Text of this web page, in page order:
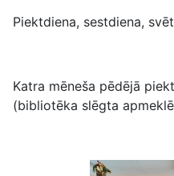
Piektdiena, sestdiena,
Katra mēneša pēdējā
(bibliotēka slēgta